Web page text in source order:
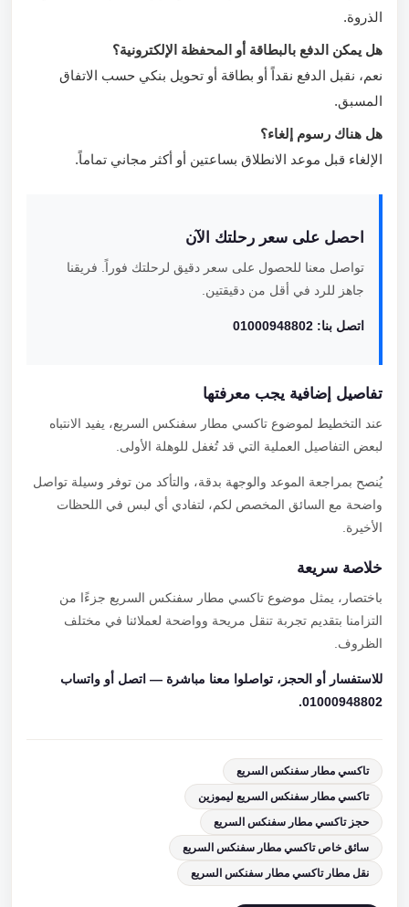
الذروة.
هل يمكن الدفع بالبطاقة أو المحفظة الإلكترونية؟
نعم، نقبل الدفع نقداً أو بطاقة أو تحويل بنكي حسب الاتفاق
المسبق.
هل هناك رسوم إلغاء؟
الإلغاء قبل موعد الانطلاق بساعتين أو أكثر مجاني تماماً.
احصل على سعر رحلتك الآن
تواصل معنا للحصول على سعر دقيق لرحلتك فوراً. فريقنا
جاهز للرد في أقل من دقيقتين.
اتصل بنا: 01000948802
تفاصيل إضافية يجب معرفتها
عند التخطيط لموضوع تاكسي مطار سفنكس السريع، يفيد الانتباه
لبعض التفاصيل العملية التي قد تُغفل للوهلة الأولى.
يُنصح بمراجعة الموعد والوجهة بدقة، والتأكد من توفر وسيلة تواصل
واضحة مع السائق المخصص لكم، لتفادي أي لبس في اللحظات
الأخيرة.
خلاصة سريعة
باختصار، يمثل موضوع تاكسي مطار سفنكس السريع جزءًا من
التزامنا بتقديم تجربة تنقل مريحة وواضحة لعملائنا في مختلف
الظروف.
للاستفسار أو الحجز، تواصلوا معنا مباشرة — اتصل أو واتساب
01000948802.
تاكسي مطار سفنكس السريع
تاكسي مطار سفنكس السريع ليموزين
حجز تاكسي مطار سفنكس السريع
سائق خاص تاكسي مطار سفنكس السريع
نقل مطار تاكسي مطار سفنكس السريع